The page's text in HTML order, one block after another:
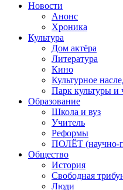
Новости
Анонс
Хроника
Культура
Дом актёра
Литература
Кино
Культурное
Парк культуры и
Образование
Школа и вуз
Учитель
Реформы
ПОЛЁТ (научно-
Общество
История
Свободная
Люди